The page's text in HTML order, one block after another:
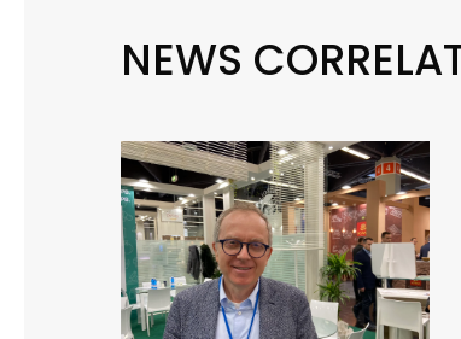
NEWS